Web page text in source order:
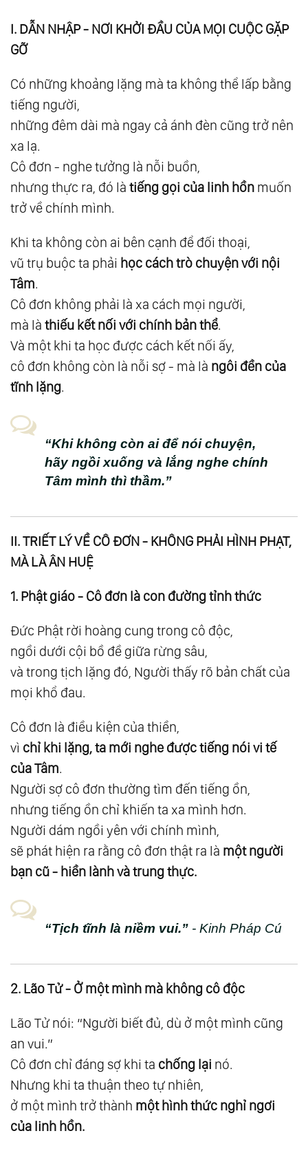
Hồn
12.
Chương 8: Tình Yêu - Ngôn Ngữ Cao Nhất
13.Phần Iii - Khoa Học Của Sự Tỉnh Thức
14.Chương 9: Trung Đạo - Giao Điểm Của
Mọi Con Đường
15.
Đường Và Địa Ngục
16.Chương 11: Khi Khoa Học Chạm Tới Tâm
Linh
17. Chương 12: Khoa Học Thần Kinh Ý Thức
18. Phần Iv - Sống Như Một Sinh Thể Toàn Thể
19.
20.Chương 14: Từ Bi Với Chính Mình - Khởi
Điểm Của Mọi Chữa Lành
21.Chương 15: Khi Ta Trưởng Thành
22.Chương 16: Hòa Nhập Cùng Vũ Trụ - Sống
Như Một Phần Của Toàn Thể
23.
24.Chương 17: Những Cấp Độ Nhận Thức
Của Con Người
25.Chương 18: Từ Tôn Giáo Đến Tâm Linh -
Minh Của Tương Lai
27.Phần Vi - Giải Ngộ
28.Nhóm 1: Giải Ngộ Xã Hội - Nhân Loại
30.Giải Ngộ 02: Về Phân Biệt Tôn Giáo
31.Giải Ngộ 03: Về Giới Tính Và Vai Trò Nam -
Nữ
32. Giải Ngộ 04: Về Cái Thiện Và Cái Ác
33.Giải Ngộ 05: Về Ăn Chay Và Ăn Mặn
34.Giải Ngộ 06: Về Tiền Và Đồng Tiền Hạnh
Phúc
35. Nhóm 2: Giải Ngộ Thân Phận Con Người
36.Giải Ngộ 07: Về Khổ Đau
37. Giải Ngộ 08: Về Sinh Và Tử
38.Giải Ngộ 09: Về Ý Nghĩa Sự Sống
39.Giải Ngộ 10: Về Tự Do Ý Chí
40.
41.
Giải Ngộ 12: Về Nỗi Sợ Và Sự Tin Tưởng
43.Giải Ngộ 13: Về Cái Tôi - Bản Ngã - Ego
44.Giải Ngộ 14: Về Hạnh Phúc
46.Giải Ngộ 16: Về Tha Thứ
47.Giải Ngộ 17: Về Tình Yêu Và Trách Nhiệm
Giải Ngộ 18: Về Tâm Và Trí
49.Giải Ngộ 19: Tâm Trí - Bộ Lọc Của Năng
Lượng
I. DẪN NHẬP - NƠI KHỞI ĐẦU CỦA MỌI CUỘC GẶP
GỠ
Có những khoảng lặng mà ta không thể lấp bằng
tiếng người,
những đêm dài mà ngay cả ánh đèn cũng trở nên
xa lạ.
Cô đơn - nghe tưởng là nỗi buồn,
nhưng thực ra, đó là tiếng gọi của linh hồn muốn
trở về chính mình.
Khi ta không còn ai bên cạnh để đối thoại,
vũ trụ buộc ta phải học cách trò chuyện với nội
Tâm.
Cô đơn không phải là xa cách mọi người,
mà là thiếu kết nối với chính bản thể.
Và một khi ta học được cách kết nối ấy,
cô đơn không còn là nỗi sợ - mà là ngôi đền của
tĩnh lặng.
“Khi không còn ai để nói chuyện,
hãy ngồi xuống và lắng nghe chính
Tâm mình thì thầm.”
II. TRIẾT LÝ VỀ CÔ ĐƠN - KHÔNG PHẢI HÌNH PHẠT,
MÀ LÀ ÂN HUỆ
1. Phật giáo - Cô đơn là con đường tỉnh thức
Đức Phật rời hoàng cung trong cô độc,
ngồi dưới cội bồ đề giữa rừng sâu,
và trong tịch lặng đó, Người thấy rõ bản chất của
mọi khổ đau.
Cô đơn là điều kiện của thiền,
vì chỉ khi lặng, ta mới nghe được tiếng nói vi tế
của Tâm.
Người sợ cô đơn thường tìm đến tiếng ồn,
nhưng tiếng ồn chỉ khiến ta xa mình hơn.
Người dám ngồi yên với chính mình,
sẽ phát hiện ra rằng cô đơn thật ra là một người
bạn cũ - hiền lành và trung thực.
“Tịch tĩnh là niềm vui.” - Kinh Pháp Cú
2. Lão Tử - Ở một mình mà không cô độc
Lão Tử nói: “Người biết đủ, dù ở một mình cũng
an vui.”
Cô đơn chỉ đáng sợ khi ta chống lại nó.
Nhưng khi ta thuận theo tự nhiên,
ở một mình trở thành một hình thức nghỉ ngơi
của linh hồn.